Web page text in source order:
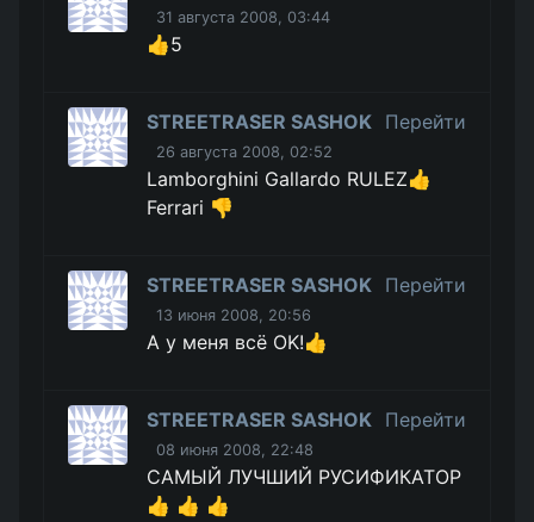
31 августа 2008, 03:44
👍5
STREETRASER SASHOK
26 августа 2008, 02:52
Перейти
Lamborghini Gallardo RULEZ👍
Ferrari 👎
STREETRASER SASHOK
13 июня 2008, 20:56
Перейти
А у меня всё OK!👍
STREETRASER SASHOK
08 июня 2008, 22:48
Перейти
САМЫЙ ЛУЧШИЙ РУСИФИКАТОР
👍 👍 👍